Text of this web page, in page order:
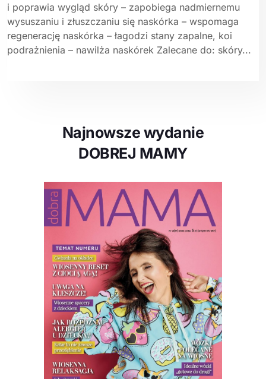
i poprawia wygląd skóry – zapobiega nadmiernemu
wysuszaniu i złuszczaniu się naskórka – wspomaga
regenerację naskórka – łagodzi stany zapalne, koi
podrażnienia – nawilża naskórek Zalecane do: skóry...
Najnowsze wydanie
DOBREJ MAMY